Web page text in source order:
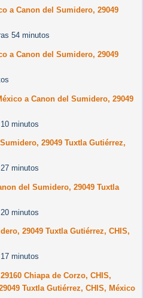
a Canon del Sumidero, 29049
54 minutos
a Canon del Sumidero, 29049
a Canon del Sumidero, 29049
minutos
29049 Tuxtla Gutiérrez,
minutos
del Sumidero, 29049 Tuxtla
minutos
29049 Tuxtla Gutiérrez, CHIS,
minutos
Chiapa de Corzo, CHIS,
Tuxtla Gutiérrez, CHIS, México